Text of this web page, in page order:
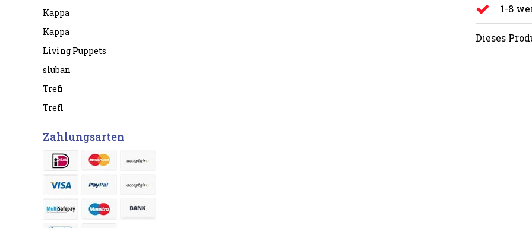
Kappa
Kappa
Living Puppets
sluban
Trefi
Trefl
Zahlungsarten
1-8
Dieses